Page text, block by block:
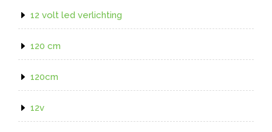
12 volt led verlichting
120 cm
120cm
12v